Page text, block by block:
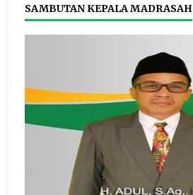
SAMBUTAN KEPALA MADRASAH